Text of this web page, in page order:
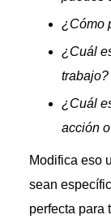
¿Cómo
¿Cuál
trabajo?
¿Cuál
acción
Modifica eso
sean
perfecta para